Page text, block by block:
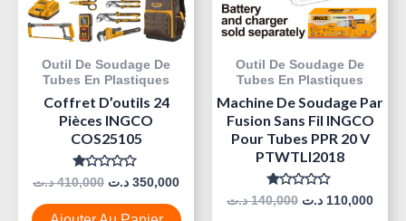
Outil De Soudage De
Tubes En Plastiques
Coffret D’outils 24
Pièces INGCO
COS25105
Note
0
Sur
5
410,000 د.ت 350,000 د.ت
Outil De Soudage De
Tubes En Plastiques
Machine De Soudage Par
Fusion Sans Fil INGCO
Pour Tubes PPR 20 V
PTWTLI2018
Note
0
140,000 د.ت 110,000 د.ت